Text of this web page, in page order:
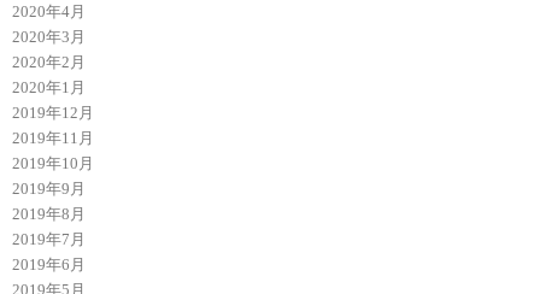
2020年4月
2020年3月
2020年2月
2020年1月
2019年12月
2019年11月
2019年10月
2019年9月
2019年8月
2019年7月
2019年6月
2019年5月